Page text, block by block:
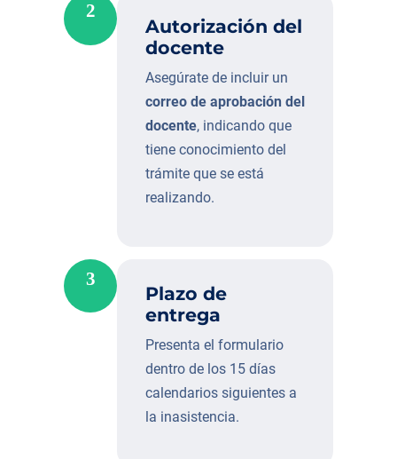
2
Autorización del
docente
Asegúrate de incluir un
correo de aprobación del
docente, indicando que
tiene conocimiento del
trámite que se está
realizando.
3
Plazo de
entrega
Presenta el formulario
dentro de los 15 días
calendarios siguientes a
la inasistencia.